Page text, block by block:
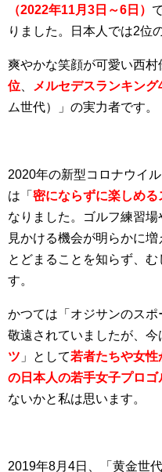
（2022年11月3日～6日）
りました。日本人では2位
爽やかな笑顔が可愛い西村
位
メルセデスランキング
ム世代）」の実力者です。
2020年の新型コロナウイ
は「 密にならずに楽しめる
なりました。ゴルフ練習
見かける機会が明らかに
とどまることを知らず、
す。
かつては「オジサンのス
敬遠されていましたが、今
ツ 」として若者たちや女
の 日本人の若手女子プロ
ないかと私は思います。
2019年8月4日、「黄金世